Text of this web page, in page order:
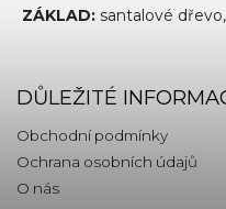
ZÁKLAD: santalové
DŮLEŽITÉ
Obchodní podmínky
Ochrana osobních údajů
O nás